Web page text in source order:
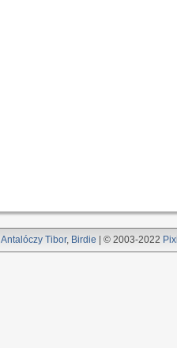
Antalóczy Tibor, Birdie | © 2003-2022